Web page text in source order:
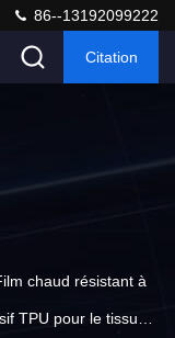
86--13192099222
Citation
chaud résistant à
TPU pour le tissu